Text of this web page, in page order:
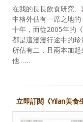
在我的長長飲食研究
中格外佔有一席之地
十年，而從2005年的
都是這漫漫行途中的
所佔有二，且兩本加
他……
立即訂閱《Yilan美食